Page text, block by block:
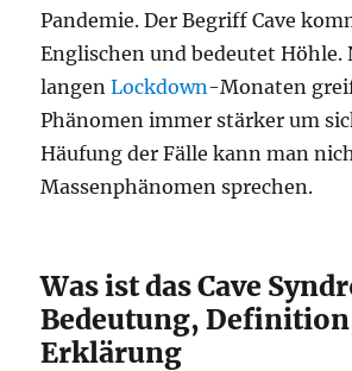
Pandemie. Der Begriff Cave
Englischen und bedeutet Höhle.
langenLockdown-Monaten
Phänomen immer stärker um
Häufung der Fälle kann man
Massenphänomen sprechen.
Was ist das Cave
Bedeutung,
Erklärung